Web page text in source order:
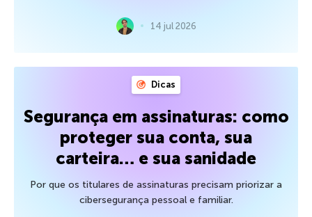
14 jul 2026
Dicas
Segurança em assinaturas: como
proteger sua conta, sua
carteira… e sua sanidade
Por que os titulares de assinaturas precisam priorizar a
cibersegurança pessoal e familiar.